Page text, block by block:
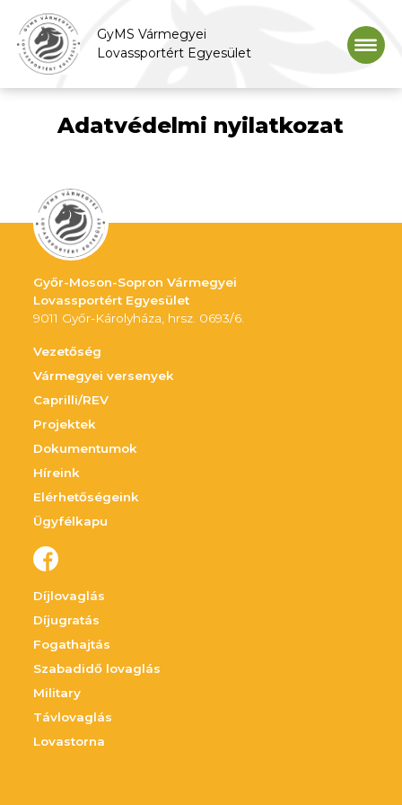
GyMS Vármegyei
Lovassportért Egyesület
Adatvédelmi nyilatkozat
Győr-Moson-Sopron Vármegyei
Lovassportért Egyesület
9011 Győr-Károlyháza, hrsz. 0693/6.
Vezetőség
Vármegyei versenyek
Caprilli/REV
Projektek
Dokumentumok
Híreink
Elérhetőségeink
Ügyfélkapu
Díjlovaglás
Díjugratás
Fogathajtás
Szabadidő lovaglás
Military
Távlovaglás
Lovastorna